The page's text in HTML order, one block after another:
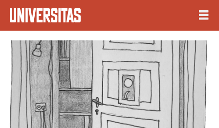
Tag:
privatliv